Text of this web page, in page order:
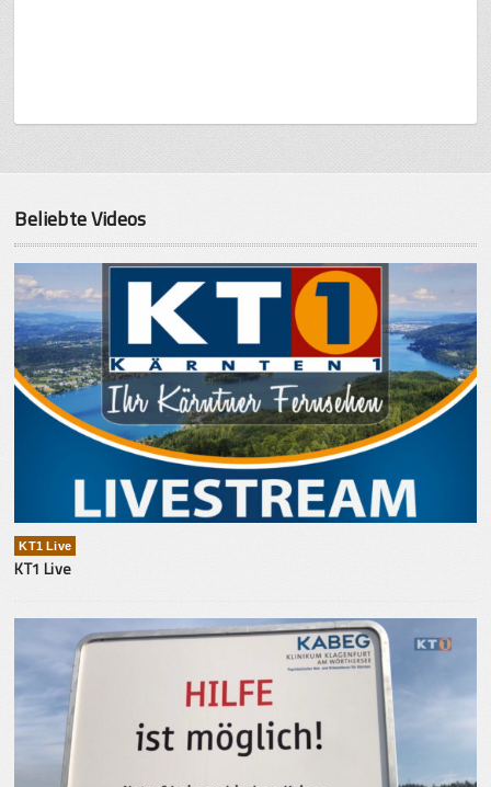
Beliebte Videos
KT1 Live
KT1 Live